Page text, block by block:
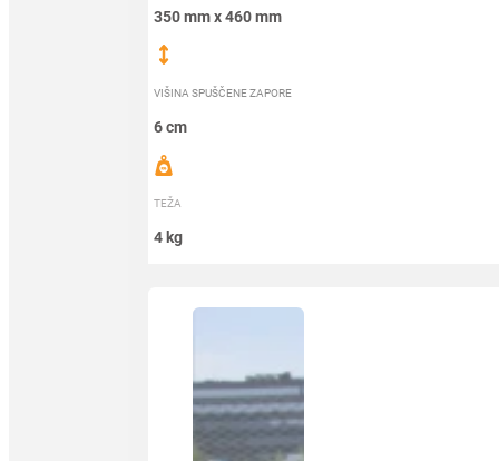
350 mm x 460 mm
VIŠINA SPUŠČENE ZAPORE
6 cm
TEŽA
4 kg